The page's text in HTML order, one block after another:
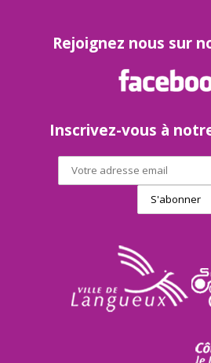
Rejoignez nous sur
Inscrivez-vous à